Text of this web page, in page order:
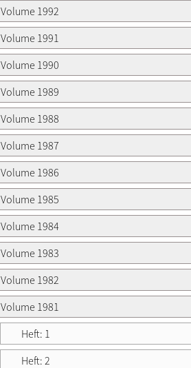
Volume 1992
Volume 1991
Volume 1990
Volume 1989
Volume 1988
Volume 1987
Volume 1986
Volume 1985
Volume 1984
Volume 1983
Volume 1982
Volume 1981
Heft: 1
Heft: 2